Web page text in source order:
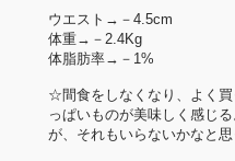
ウエスト→－4.5cm
体重→－2.4Kg
体脂肪率→－1%
☆間食をしなくなり、よく
っぱいものが美味しく感じ
が、それもいらないかなと思